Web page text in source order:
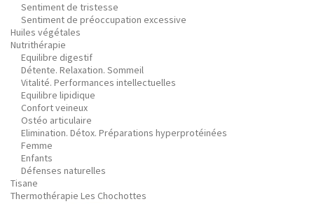
Sentiment de tristesse
Sentiment de préoccupation excessive
Huiles végétales
Nutrithérapie
Equilibre digestif
Détente. Relaxation. Sommeil
Vitalité. Performances intellectuelles
Equilibre lipidique
Confort veineux
Ostéo articulaire
Elimination. Détox. Préparations hyperprotéinées
Femme
Enfants
Défenses naturelles
Tisane
Thermothérapie Les Chochottes